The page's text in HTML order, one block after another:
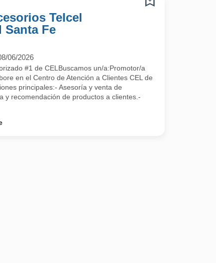
Telcel
Santa Fe
06/2026
#1 de CELBuscamos un/a:Promotor/a
en el Centro de Atención a Clientes CEL de
principales:- Asesoría y venta de
y recomendación de productos a clientes.-